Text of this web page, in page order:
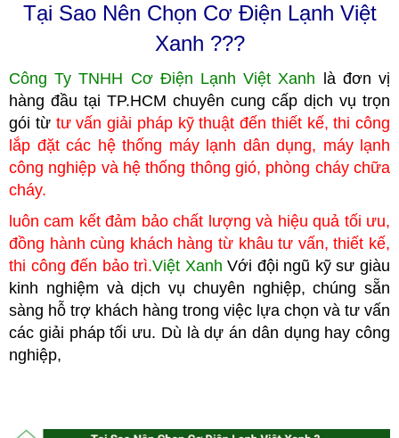
Tại Sao Nên Chọn Cơ Điện Lạnh Việt
Xanh ???
Công Ty TNHH Cơ Điện Lạnh Việt Xanh
là đơn vị
hàng đầu tại TP.HCM chuyên cung cấp dịch vụ trọn
gói từ tư vấn giải pháp kỹ thuật đến thiết kế, thi công
lắp đặt các hệ thống máy lạnh dân dụng, máy lạnh
công nghiệp và hệ thống thông gió, phòng cháy chữa
cháy.
luôn cam kết đảm bảo chất lượng và hiệu quả tối ưu,
đồng hành cùng khách hàng từ khâu tư vấn, thiết kế,
thi công đến bảo trì.Việt Xanh Với đội ngũ kỹ sư giàu
kinh nghiệm và dịch vụ chuyên nghiệp, chúng sẵn
sàng hỗ trợ khách hàng trong việc lựa chọn và tư vấn
các giải pháp tối ưu. Dù là dự án dân dụng hay công
nghiệp,